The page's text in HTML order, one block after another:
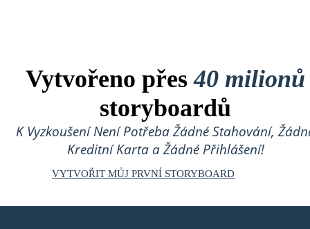
Vytvořeno přes40 milionů
storyboardů
K Vyzkoušení Není Potřeba Žádné Stahování,
Kreditní Karta a Žádné Přihlášení!
VYTVOŘIT MŮJ PRVNÍ STORYBOARD